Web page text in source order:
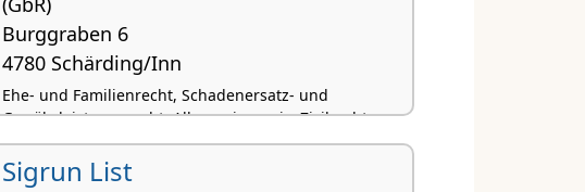
Burggraben 6
4780 Schärding/Inn
Ehe- und Familienrecht, Schadenersatz- und
Gewährleistungsrecht, Allgemeinpraxis, Zivilrecht,
Verwaltungsrecht
Sigrun List